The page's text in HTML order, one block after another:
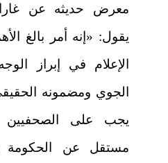
معرض حديثه عن
يقول: «إنه أمر بالغ
الإعلام في إبراز
الجوي ومضمونه
يجب على الصحفيين
مستقل عن الحكومة